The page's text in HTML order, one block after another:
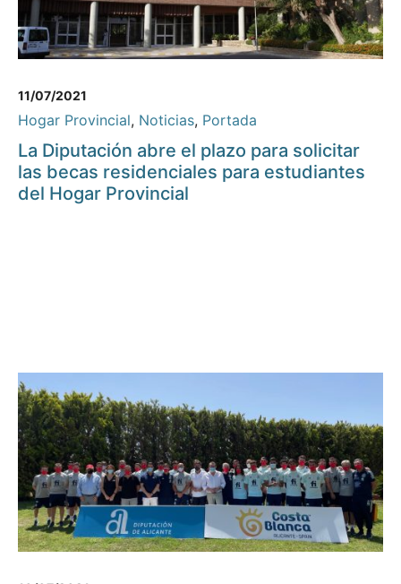
11/07/2021
Hogar Provincial, Noticias, Portada
La Diputación abre el plazo para solicitar
las becas residenciales para estudiantes
del Hogar Provincial